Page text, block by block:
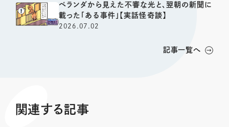
ベランダから見えた不審な光と、翌朝の新聞に
載った「ある事件」【実話怪奇談】
2026.07.02
記事一覧へ
関連する記事